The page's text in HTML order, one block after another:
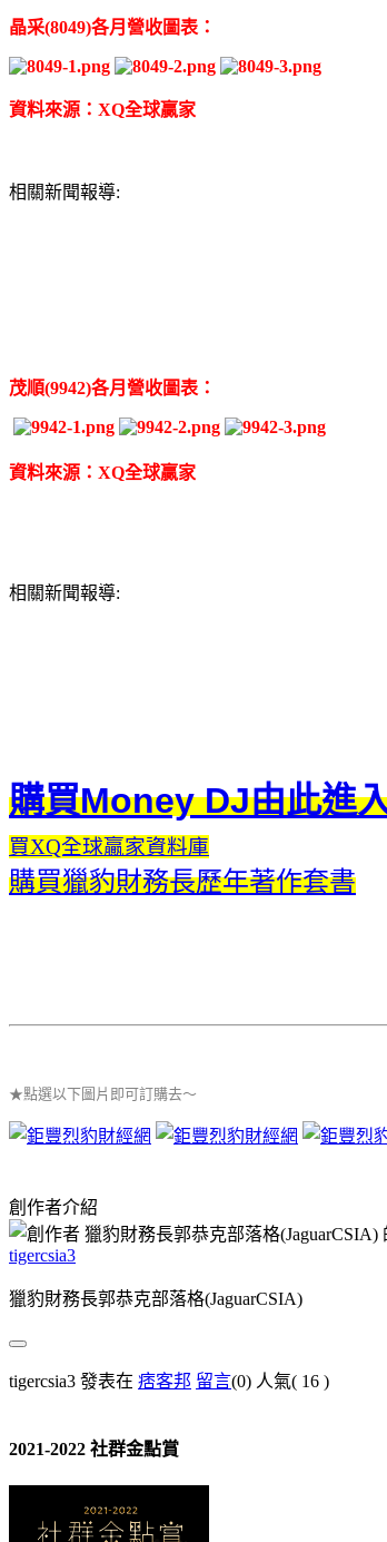
晶采(8049)各月營收圖表：
資料來源：XQ全球贏家
相關新聞報導:
茂順(9942)各月營收圖表：
資料來源：XQ全球贏家
相關新聞報導:
購買Money DJ由此進
買XQ全球贏家資料庫
購買獵豹財務長歷年著作套書
★點選以下圖片即可訂購去～
創作者介紹
tigercsia3
獵豹財務長郭恭克部落格(JaguarCSIA)
tigercsia3 發表在 痞客邦 留言(0) 人氣( 16 )
2021-2022 社群金點賞